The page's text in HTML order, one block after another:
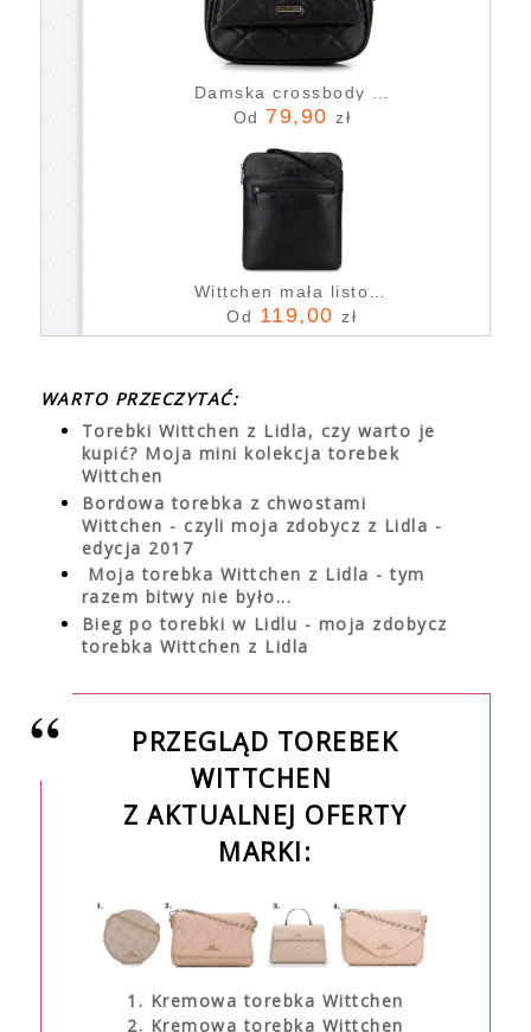
Od 79,90zł
Od 119,00zł
WARTO PRZECZYTAĆ:
Torebki Wittchen z Lidla, czy warto je
kupić? Moja mini kolekcja torebek
Wittchen
Bordowa torebka z chwostami
Wittchen - czyli moja zdobycz z Lidla -
edycja 2017
Moja torebka Wittchen z Lidla - tym
razem bitwy nie było...
Bieg po torebki w Lidlu - moja zdobycz
torebka Wittchen z Lidla
PRZEGLĄD TOREBEK
WITTCHEN
Z AKTUALNEJ OFERTY
MARKI:
1. Kremowa torebka Wittchen
2. Kremowa torebka Wittchen